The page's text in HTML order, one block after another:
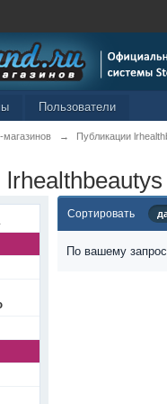
Пользователи
→ Публикации
Сортировать
По вашему